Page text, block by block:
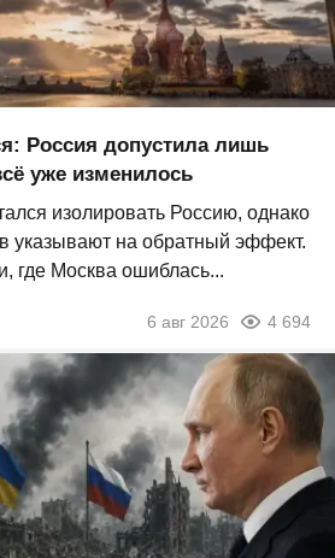
Россия допустила лишь
уже изменилось
изолировать Россию, однако
указывают на обратный эффект.
где Москва ошиблась...
6 авг 2026 4 694